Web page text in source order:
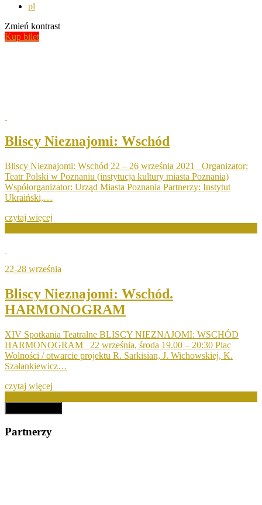
pl
Zmień kontrast
Kup bilet
Bliscy Nieznajomi: Wschód
Bliscy Nieznajomi: Wschód 22 – 26 września 2021 Organizator:
Teatr Polski w Poznaniu (instytucja kultury miasta Poznania)
Współorganizator: Urząd Miasta Poznania Partnerzy: Instytut
Ukraiński,…
czytaj więcej
22-28 września
Bliscy Nieznajomi: Wschód.
HARMONOGRAM
XIV Spotkania Teatralne BLISCY NIEZNAJOMI: WSCHÓD
HARMONOGRAM 22 września, środa 19.00 – 20:30 Plac
Wolności / otwarcie projektu R. Sarkisian, J. Wichowskiej, K.
Szałankiewicz…
czytaj więcej
Partnerzy